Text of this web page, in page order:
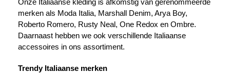
Onze Italiaanse kleding is afkomstig van gerenommeerde
merken als Moda Italia, Marshall Denim, Arya Boy,
Roberto Romero, Rusty Neal, One Redox en Ombre.
Daarnaast hebben we ook verschillende Italiaanse
accessoires in ons assortiment.
Trendy Italiaanse merken